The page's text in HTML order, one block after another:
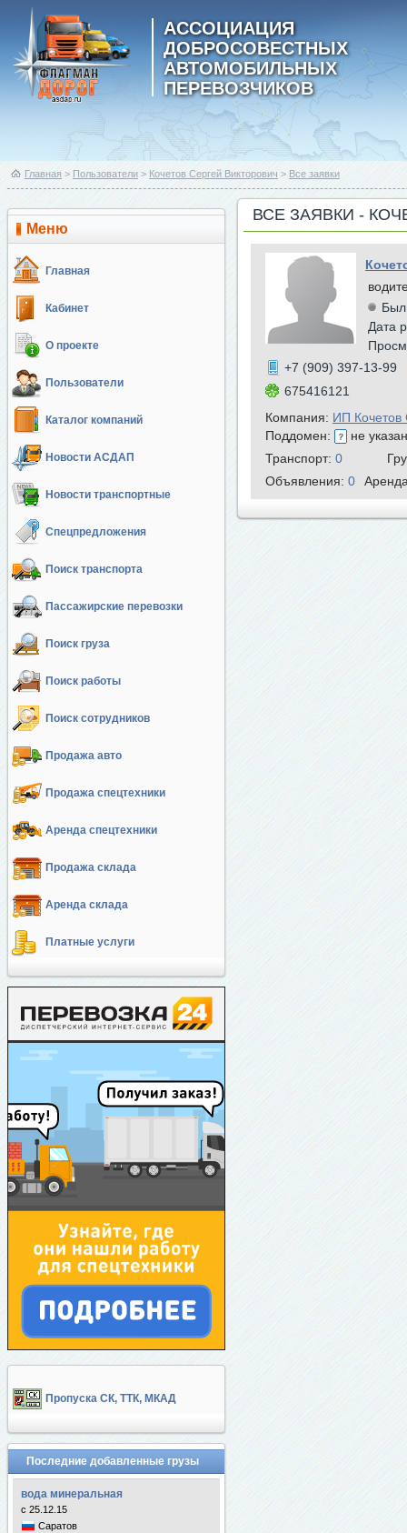
АССОЦИАЦИЯ
ДОБРОСОВЕСТНЫХ
АВТОМОБИЛЬНЫХ
ПЕРЕВОЗЧИКОВ
Главная > Пользователи > Кочетов Сергей Викторович > Все заявки
Меню
Главная
Кабинет
О проекте
Пользователи
Каталог компаний
Новости АСДАП
Новости транспортные
Спецпредложения
Поиск транспорта
Пассажирские перевозки
Поиск груза
Поиск работы
Поиск сотрудников
Продажа авто
Продажа спецтехники
Аренда спецтехники
Продажа склада
Аренда склада
Платные услуги
Пропуска СК, ТТК, МКАД
Последние добавленные грузы
вода минеральная
с 25.12.15
Саратов
ВСЕ ЗАЯВКИ -
Был
Дата
+7 (909) 397-13-99
675416121
Компания: ИП Кочетов
Поддомен:
не
Транспорт: 0
Объявления: 0